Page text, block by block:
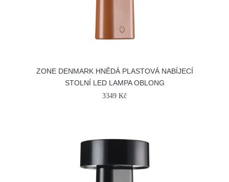
ZONE DENMARK HNĚDÁ PLASTOVÁ NABÍJECÍ
STOLNÍ LED LAMPA OBLONG
3349 Kč